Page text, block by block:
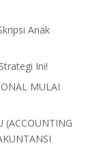
Anak
Ini!
MULAI
(ACCOUNTING